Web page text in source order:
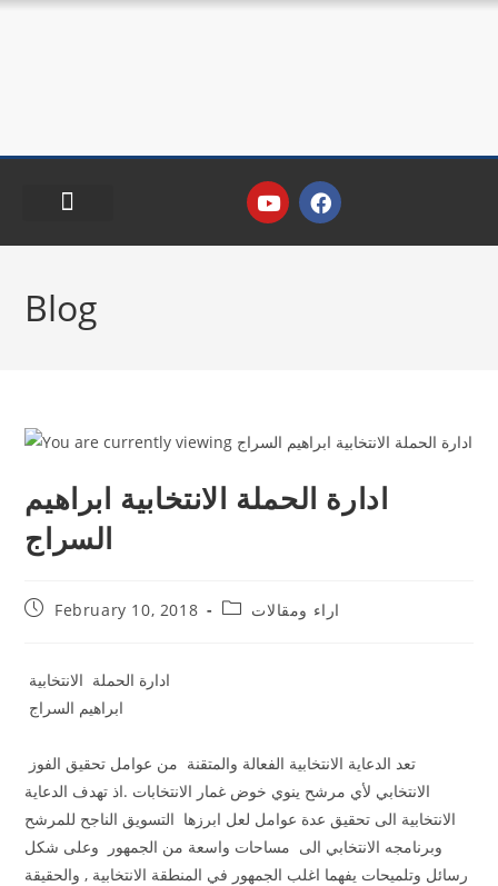
Blog
ادارة الحملة الانتخابية ابراهيم
السراج
February 10, 2018 اراء ومقالات
ابراهيم السراج
الانتخابي لأي مرشح ينوي خوض غمار الانتخابات .اذ تهدف الدعاية
الانتخابية الى تحقيق عدة عوامل لعل ابرزها التسويق الناجح للمرشح
وبرنامجه الانتخابي الى مساحات واسعة من الجمهور وعلى شكل
رسائل وتلميحات يفهما اغلب الجمهور في المنطقة الانتخابية , والحقيقة